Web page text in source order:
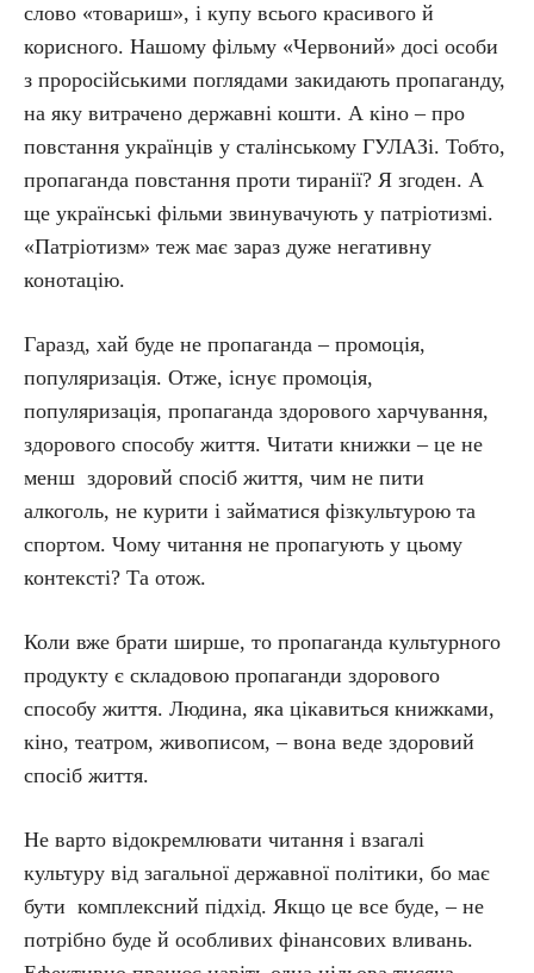
слово «товариш», і купу всього красивого й
корисного. Нашому фільму «Червоний» досі особи
з проросійськими поглядами закидають пропаганду,
на яку витрачено державні кошти. А кіно – про
повстання українців у сталінському ГУЛАЗі. Тобто,
пропаганда повстання проти тиранії? Я згоден. А
ще українські фільми звинувачують у патріотизмі.
«Патріотизм» теж має зараз дуже негативну
конотацію.
Гаразд, хай буде не пропаганда – промоція,
популяризація. Отже, існує промоція,
популяризація, пропаганда здорового харчування,
здорового способу життя. Читати книжки – це не
менш здоровий спосіб життя, чим не пити
алкоголь, не курити і займатися фізкультурою та
спортом. Чому читання не пропагують у цьому
контексті? Та отож.
Коли вже брати ширше, то пропаганда культурного
продукту є складовою пропаганди здорового
способу життя. Людина, яка цікавиться книжками,
кіно, театром, живописом, – вона веде здоровий
спосіб життя.
Не варто відокремлювати читання і взагалі
культуру від загальної державної політики, бо має
бути комплексний підхід. Якщо це все буде, – не
потрібно буде й особливих фінансових вливань.